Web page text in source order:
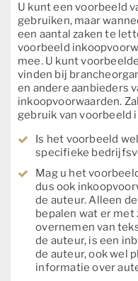
U kunt een voorbeeld
gebruiken, maar
een aantal zaken te
voorbeeld
mee. U kunt
vinden bij
en andere aanbieders
inkoopvoorwaarden.
gebruik van voorbeeld
Is het voorbeeld
specifieke
Mag u het
dus ook
de auteur. Alleen
bepalen wat er
overnemen van
de auteur, is een
de auteur, ook wel
informatie over